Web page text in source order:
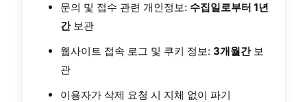
문의 및 접수 관련 개인정보: 수집일로부터 1년
간보관
웹사이트 접속 로그 및 쿠키 정보: 3개월간보
관
이용자가 삭제 요청 시 지체 없이 파기